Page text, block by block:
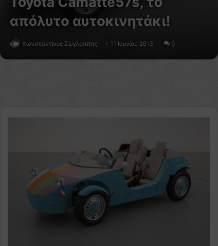
απόλυτο αυτοκινητάκι!
Κωνσταντίνος Ζωγλοπίτης 11 Ιουνίου 2013 0